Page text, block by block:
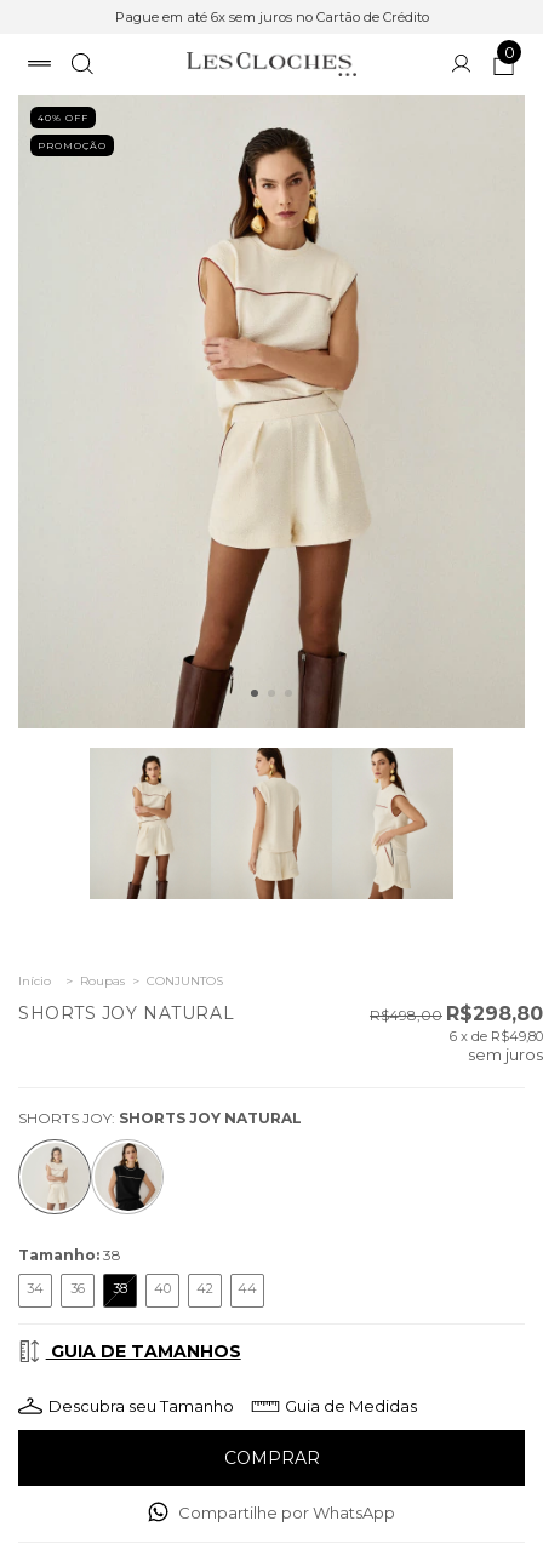
Pague em até 6x sem juros no Cartão de Crédito
0
40% OFF
PROMOÇÃO
Início > Roupas > CONJUNTOS
SHORTS JOY NATURAL R$498,00 R$298,80
6 x de R$49,80
sem juros
SHORTS JOY: SHORTS JOY NATURAL
Tamanho: 38
34 36 38 40 42 44
GUIA DE TAMANHOS
Descubra seu Tamanho Guia de Medidas
Compartilhe por WhatsApp